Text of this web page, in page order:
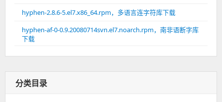
hyphen-2.8.6-5.el7.x86_64.rpm，多语言连字符库下载
hyphen-af-0-0.9.20080714svn.el7.noarch.rpm，南非语断字库
下载
分类目录